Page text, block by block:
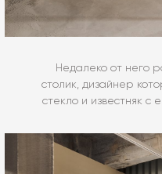
Недалеко от него
столик, дизайнер
стекло и известняк с